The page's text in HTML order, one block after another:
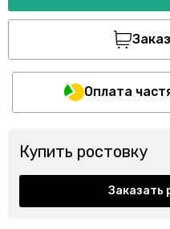
Оплата
Купить ростовку
Заказать